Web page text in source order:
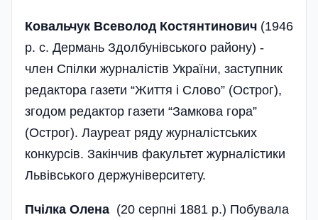
Ковальчук Всеволод Костянтинович (1946
р. с. Дермань Здолбунівського району) -
член Спілки журналістів України, заступник
редактора газети “Життя і Слово” (Острог),
згодом редактор газети “Замкова гора”
(Острог). Лауреат ряду журналістських
конкурсів. Закінчив факультет журналістики
Львівського держуніверситету.
Пчілка Олена (20 серпні 1881 р.) Побувала